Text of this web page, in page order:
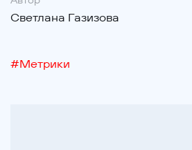
Светлана Газизова
#Метрики